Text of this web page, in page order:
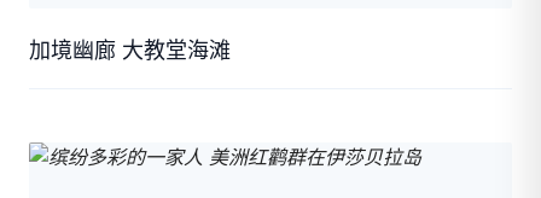
加境幽廊 大教堂海滩